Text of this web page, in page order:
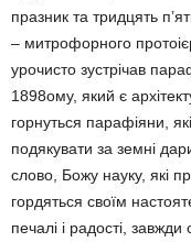
празник та тридцять
– митрофорного
урочисто зустрічав
1898ому, який є
горнуться парафіяни,
подякувати за земні
слово, Божу науку, які
гордяться своїм
печалі і радості,